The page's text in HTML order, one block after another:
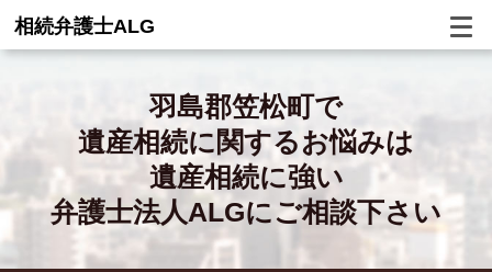
相続弁護士ALG
羽島郡笠松町で
遺産相続に関するお悩みは
遺産相続に強い
弁護士法人ALGにご相談下さい